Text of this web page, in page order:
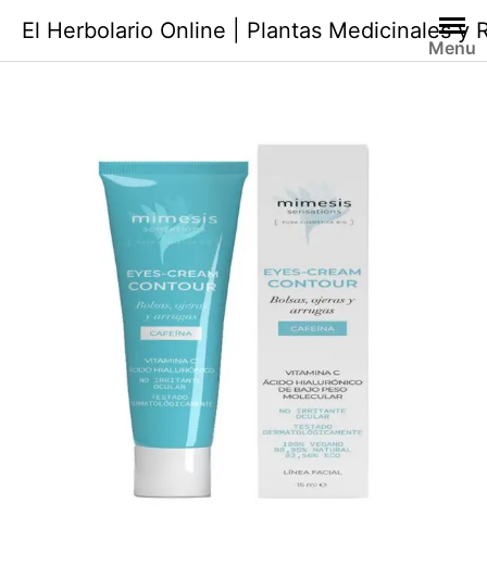
contenido
El Herbolario Online | Plantas Medicinales y
Menu